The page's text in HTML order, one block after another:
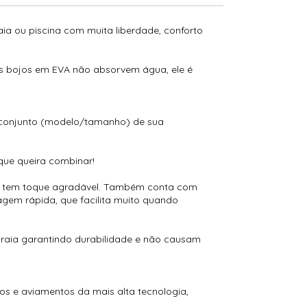
ou piscina com muita liberdade, conforto
em EVA não absorvem água, ele é
(modelo/tamanho) de sua
queira combinar!
toque agradável. Também conta com
rápida, que facilita muito quando
garantindo durabilidade e não causam
e aviamentos da mais alta tecnologia,